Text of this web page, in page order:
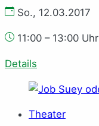
So., 12.03.2017
11:00 – 13:00 Uhr
Details
Theater